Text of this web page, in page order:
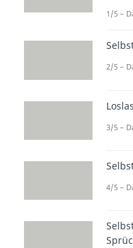
1/5 –
2/5 –
3/5 –
4/5 –